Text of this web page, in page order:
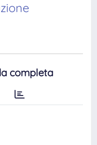
completa